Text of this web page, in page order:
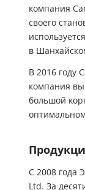
компания
своего
в
В 2016 году
компания
большой
С 2008 года
Ltd. За